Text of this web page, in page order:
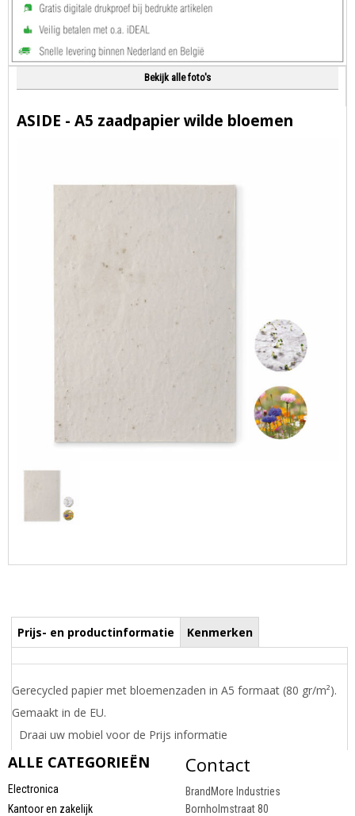
Bekijk alle foto's
ASIDE - A5 zaadpapier wilde bloemen
Prijs- en productinformatie Kenmerken
Gerecycled papier met bloemenzaden in A5 formaat (80 gr/m²).
Gemaakt in de EU.
Draai uw mobiel voor de Prijs informatie
Contact
BrandMore Industries
Bornholmstraat 80
ALLE CATEGORIEËN
Electronica
Kantoor en zakelijk